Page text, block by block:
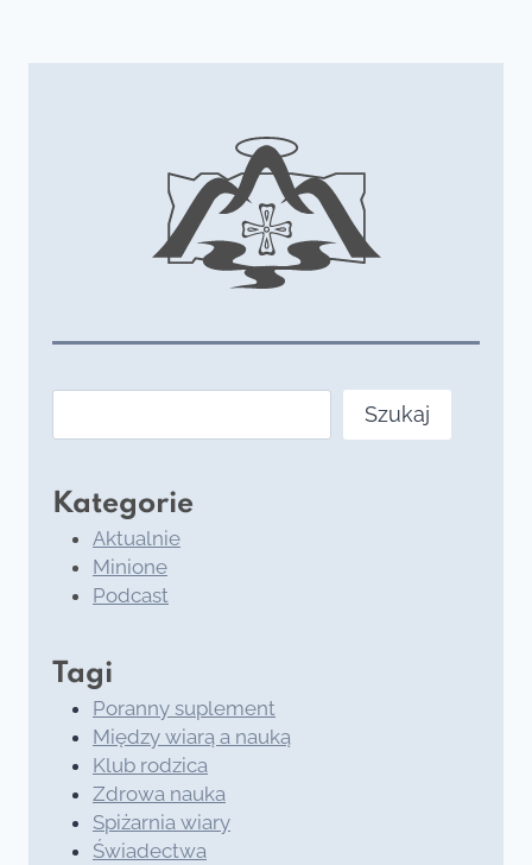
Szukaj
Kategorie
Aktualnie
Minione
Podcast
Tagi
Poranny suplement
Między wiarą a nauką
Klub rodzica
Zdrowa nauka
Spiżarnia wiary
Świadectwa